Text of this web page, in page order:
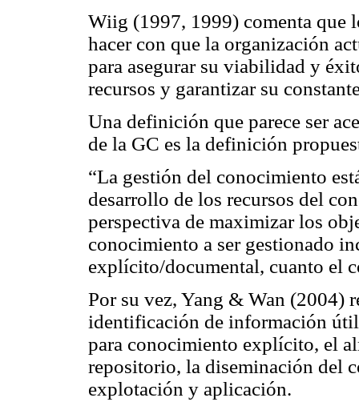
Wiig (1997, 1999) comenta que
hacer con que la organización
para asegurar su viabilidad y
recursos y garantizar su
Una definición que parece ser
de la GC es la definición
“La gestión del conocimiento
desarrollo de los recursos del
perspectiva de maximizar los
conocimiento a ser gestionado
explícito/documental, cuanto el
Por su vez, Yang & Wan (2004)
identificación de información
para conocimiento explícito, el
repositorio, la diseminación del
explotación y aplicación.